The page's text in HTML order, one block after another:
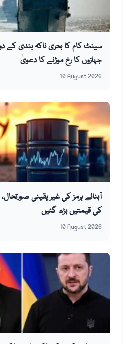
جہازوں کا رخ موڑنے کا دعویٰ
10 August 2026
آبنائے ہرمز کی غیر یقینی
کی قیمتیں بڑھ گئیں
10 August 2026